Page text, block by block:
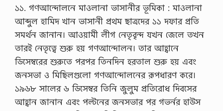
দ
র্শ
র
ক
১১. গণআন্দোলনে মাওলানা ভাসানীর ভূমিকা : মাওলানা
আব্দুল হামিদ খান ভাসানী প্রথম ছাত্রদের ১১ দফার প্রতি
সমর্থন জানান। আওয়ামী লীগ নেতৃবৃন্দ যখন জেলে তখন
তারই নেতৃত্বে শুরু হয় গণআন্দোলন। তার আহ্বানে
ডিসেম্বরের শুরুতে পরপর তিনদিন হরতাল শুরু হয় এবং
জনসভা ও মিছিলগুলো গণআন্দোলনের রূপধারণ করে।
১৯৬৮ সালের ৬ ডিসেম্বর তিনি জুলুম প্রতিরোধ দিবসের
আহ্বান জানান এবং পল্টনের জনসভার পর গভর্নর হাউস